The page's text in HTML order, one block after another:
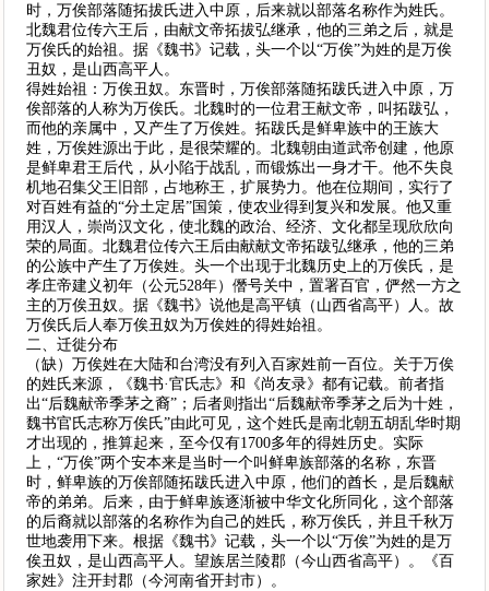
时，万俟部落随拓拔氏进入中原，后来就以部落名称作为姓氏。
北魏君位传六王后，由献文帝拓拔弘继承，他的三弟之后，就是
万俟氏的始祖。据《魏书》记载，头一个以“万俟”为姓的是万俟
丑奴，是山西高平人。
得姓始祖：万俟丑奴。东晋时，万俟部落随拓跋氏进入中原，万
俟部落的人称为万俟氏。北魏时的一位君王献文帝，叫拓跋弘，
而他的亲属中，又产生了万俟姓。拓跋氏是鲜卑族中的王族大
姓，万俟姓源出于此，是很荣耀的。北魏朝由道武帝创建，他原
是鲜卑君王后代，从小陷于战乱，而锻炼出一身才干。他不失良
机地召集父王旧部，占地称王，扩展势力。他在位期间，实行了
对百姓有益的“分土定居”国策，使农业得到复兴和发展。他又重
用汉人，崇尚汉文化，使北魏的政治、经济、文化都呈现欣欣向
荣的局面。北魏君位传六王后由献献文帝拓跋弘继承，他的三弟
的公族中产生了万俟姓。头一个出现于北魏历史上的万俟氏，是
孝庄帝建义初年（公元528年）僭号关中，置署百官，俨然一方之
主的万俟丑奴。据《魏书》说他是高平镇（山西省高平）人。故
万俟氏后人奉万俟丑奴为万俟姓的得姓始祖。
二、迁徙分布
（缺）万俟姓在大陆和台湾没有列入百家姓前一百位。关于万俟
的姓氏来源，《魏书·官氏志》和《尚友录》都有记载。前者指
出“后魏献帝季茅之裔”；后者则指出“后魏献帝季茅之后为十姓，
魏书官氏志称万俟氏”由此可见，这个姓氏是南北朝五胡乱华时期
才出现的，推算起来，至今仅有1700多年的得姓历史。实际
上，“万俟”两个安本来是当时一个叫鲜卑族部落的名称，东晋
时，鲜卑族的万俟部随拓跋氏进入中原，他们的酋长，是后魏献
帝的弟弟。后来，由于鲜卑族逐渐被中华文化所同化，这个部落
的后裔就以部落的名称作为自己的姓氏，称万俟氏，并且千秋万
世地袭用下来。根据《魏书》记载，头一个以“万俟”为姓的是万
俟丑奴，是山西高平人。望族居兰陵郡（今山西省高平）。《百
家姓》注开封郡（今河南省开封市）。